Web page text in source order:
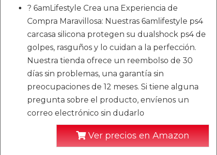
? 6amLifestyle Crea una Experiencia de
Compra Maravillosa: Nuestras 6amlifestyle ps4
carcasa silicona protegen su dualshock ps4 de
golpes, rasguños y lo cuidan a la perfección.
Nuestra tienda ofrece un reembolso de 30
días sin problemas, una garantía sin
preocupaciones de 12 meses. Si tiene alguna
pregunta sobre el producto, envíenos un
correo electrónico sin dudarlo
Ver precios en Amazon